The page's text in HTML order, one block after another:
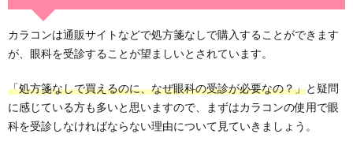
カラコンは通販サイトなどで処方箋なしで購入することができます
が、眼科を受診することが望ましいとされています。
「処方箋なしで買えるのに、なぜ眼科の受診が必要なの？」と疑問
に感じている方も多いと思いますので、まずはカラコンの使用で眼
科を受診しなければならない理由について見ていきましょう。